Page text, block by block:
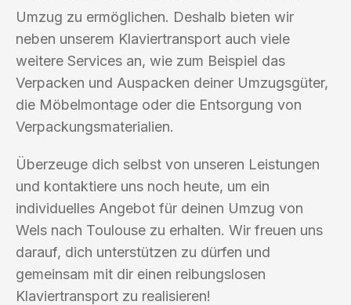
Umzug zu ermöglichen. Deshalb bieten wir
neben unserem Klaviertransport auch viele
weitere Services an, wie zum Beispiel das
Verpacken und Auspacken deiner Umzugsgüter,
die Möbelmontage oder die Entsorgung von
Verpackungsmaterialien.
Überzeuge dich selbst von unseren Leistungen
und kontaktiere uns noch heute, um ein
individuelles Angebot für deinen Umzug von
Wels nach Toulouse zu erhalten. Wir freuen uns
darauf, dich unterstützen zu dürfen und
gemeinsam mit dir einen reibungslosen
Klaviertransport zu realisieren!